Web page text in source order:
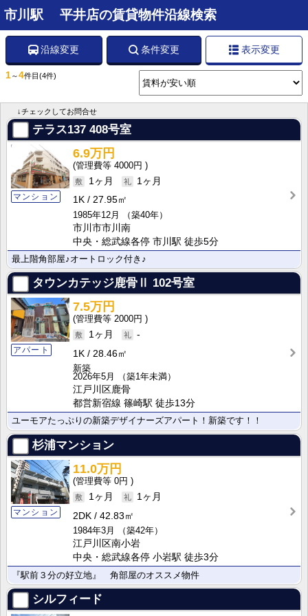
市川駅 平井店の賃貸物件沿線検索
沿線変更 条件変更 表示変更
1～4件目 (4件)
↓チェックしてお問合せ
テラス137 408号室
マンション
6.9万円
4000円
1ヶ月
1ヶ月
1K
27.95㎡
1985年12月
（築40年）
市川市市川南
中央・総武線各停 市川駅 徒歩5分
最上階角部屋♪オートロック付き♪
タウンカテッジ鹿骨Ⅱ 102号室
アパート
7.5万円
2000円
1ヶ月
-
1K
28.46㎡
新築
2026年5月
（築1年未満）
江戸川区鹿骨
都営新宿線 篠崎駅 徒歩13分
ユーモアたっぷりの新築デザイナーズアパート！新築です！！
杉浦マンション
マンション
11.0万円
0円
1ヶ月
1ヶ月
2DK
42.83㎡
1984年3月
（築42年）
江戸川区南小岩
中央・総武線各停 小岩駅 徒歩3分
『駅前３分の好立地』 角部屋のオススメ物件
シルフィード